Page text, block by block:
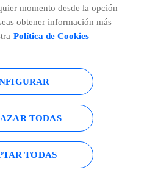
momento desde la opción
obtener información más
Política de Cookies
TODAS
TODAS